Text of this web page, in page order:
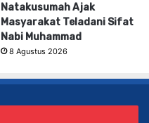
Natakusumah Ajak
Masyarakat Teladani Sifat
Nabi Muhammad
8 Agustus 2026